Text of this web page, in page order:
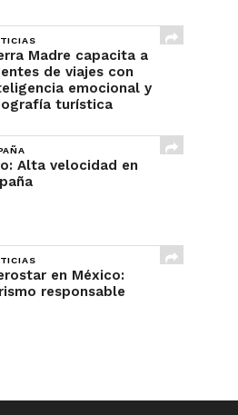
Madre capacita a
de viajes con
emocional y
turística
Alta velocidad en
en México:
responsable